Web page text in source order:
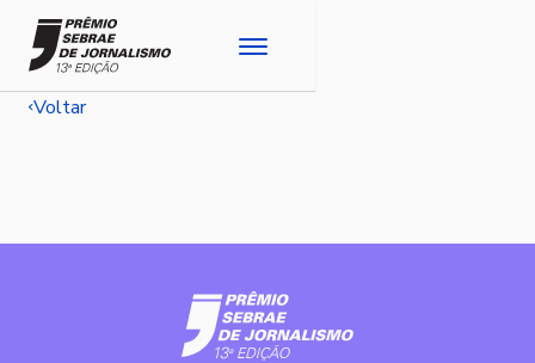
Voltar